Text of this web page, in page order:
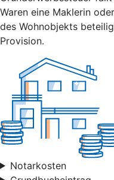
Waren eine Maklerin
des Wohnobjekts
Provision.
Notarkosten